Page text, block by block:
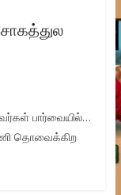
பார்வையில்…
தொவைக்கிற